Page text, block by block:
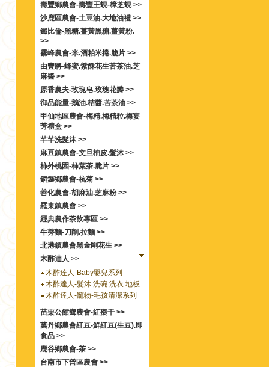
壽豐鄉農會-壽豐王蜆-樟芝蜆 >>
沙鹿區農會-土豆油.大地油禮 >>
鐵比倫-黑糖.薑黃黑糖.薑黃粉.
>>
霧峰農會-米.酒粕米捲.脆片 >>
由豐將-蜂蜜.紫酥花生苦茶油.芝
麻醬 >>
原香農夫-玫瑰皂.玫瑰花瓣 >>
御品能量-鵝油.桔醬.苦茶油 >>
甲仙地區農會-梅精.梅精粒.梅宴
芳禮盒 >>
芊芊洗髮沐 >>
麻豆鎮農會-文旦柚皮.髮沐 >>
柿外桃園-柿葉茶.脆片 >>
銅鑼鄉農會-杭菊 >>
善化農會-胡麻油.芝麻粉 >>
羅東鎮農會 >>
經典農作茶飲專區 >>
牛蒡麵-刀削.拉麵 >>
北港鎮農會黑金剛花生 >>
木酢達人 >>
木酢達人-Baby嬰兒系列
木酢達人-髮沐.洗碗.洗衣.地板
木酢達人-竉物-毛孩清潔系列
苗栗公館鄉農會-紅棗干 >>
萬丹鄉農會紅豆-鮮紅豆(生豆).即
食品 >>
鹿谷鄉農會-茶 >>
台南市下營區農會 >>